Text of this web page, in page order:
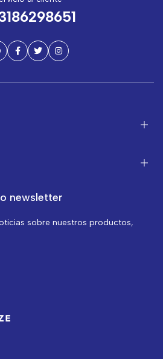
newsletter
sobre nuestros productos,